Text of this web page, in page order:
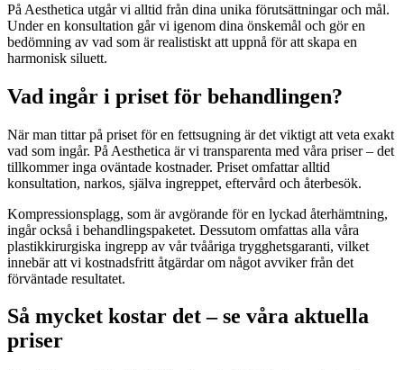
På Aesthetica utgår vi alltid från dina unika förutsättningar och mål.
Under en konsultation går vi igenom dina önskemål och gör en
bedömning av vad som är realistiskt att uppnå för att skapa en
harmonisk siluett.
Vad ingår i priset för behandlingen?
När man tittar på priset för en fettsugning är det viktigt att veta exakt
vad som ingår. På Aesthetica är vi transparenta med våra priser – det
tillkommer inga oväntade kostnader. Priset omfattar alltid
konsultation, narkos, själva ingreppet, eftervård och återbesök.
Kompressionsplagg, som är avgörande för en lyckad återhämtning,
ingår också i behandlingspaketet. Dessutom omfattas alla våra
plastikkirurgiska ingrepp av vår tvååriga trygghetsgaranti, vilket
innebär att vi kostnadsfritt åtgärdar om något avviker från det
förväntade resultatet.
Så mycket kostar det – se våra aktuella
priser